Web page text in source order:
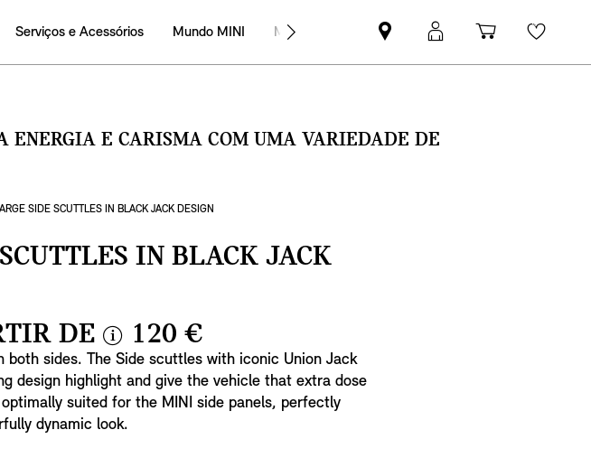
Serviços e Acessórios Mundo MINI MINI Empresas
Pesquisar
parceiro
Iniciar
sessão
Carrinho
de
ENERGIA E CARISMA COM UMA VARIEDADE DE
SIDE SCUTTLES IN BLACK JACK DESIGN
IN BLACK JACK
DE
i
n
f
o
120 €
both sides. The Side scuttles with iconic Union Jack
design highlight and give the vehicle that extra dose
suited for the MINI side panels, perfectly
dynamic look.